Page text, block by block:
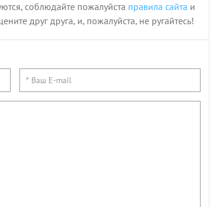
соблюдайте пожалуйста правила сайта и
друг друга, и, пожалуйста, не ругайтесь!